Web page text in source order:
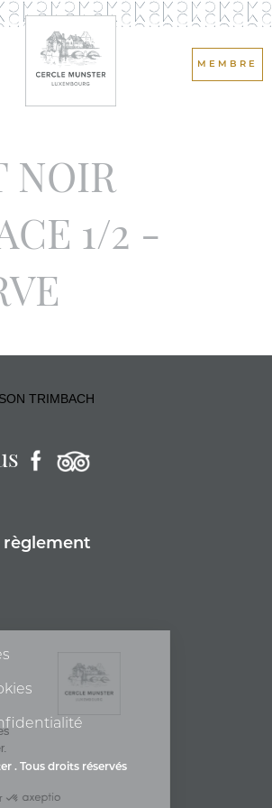
MEMBRE
NOIR
1/2 -
TRIMBACH
règlement
. Tous droits réservés